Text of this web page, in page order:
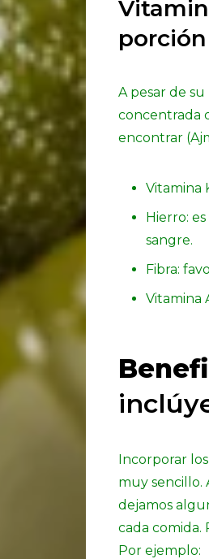
porción
A pesar de
concentrada
encontrar
Vitamina
Hierro:
sangre.
Fibra:
Vitamina
Incorporar los
muy sencillo.
dejamos
cada comida.
Por ejemplo: